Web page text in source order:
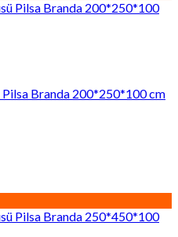
Branda 200*250*100 cm